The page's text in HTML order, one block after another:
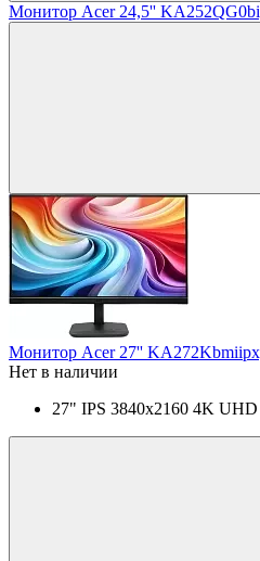
Монитор Acer 24,5''
Монитор Acer 27''
Нет в наличии
27" IPS 3840x2160 4K UHD